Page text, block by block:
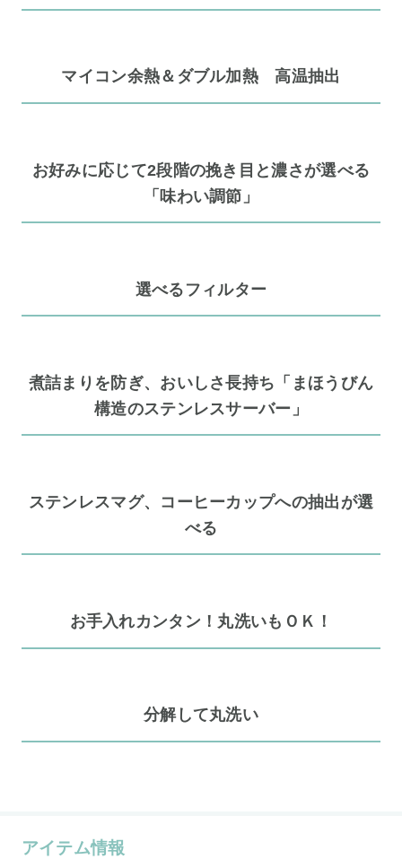
マイコン余熱＆ダブル加熱 高温抽出
お好みに応じて2段階の挽き目と濃さが選べる
「味わい調節」
選べるフィルター
煮詰まりを防ぎ、おいしさ長持ち「まほうびん
構造のステンレスサーバー」
ステンレスマグ、コーヒーカップへの抽出が選
べる
お手入れカンタン！丸洗いもＯＫ！
分解して丸洗い
アイテム情報